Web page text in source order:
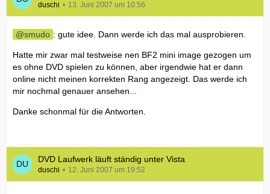
duschi 13. Juni 2007 um 10:56
smudo : gute idee. Dann werde ich das mal ausprobieren.
Hatte mir zwar mal testweise nen BF2 mini image gezogen um
es ohne DVD spielen zu können, aber irgendwie hat er dann
online nicht meinen korrekten Rang angezeigt. Das werde ich
mir nochmal genauer ansehen...
Danke schonmal für die Antworten.
DVD Laufwerk läuft ständig unter Vista
duschi 12. Juni 2007 um 19:52